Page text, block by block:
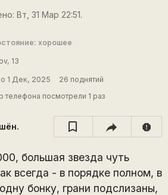
Вт, 31 Мар 22:51.
хорошее
13
1 Дек, 2025
26 поднятий
телефона посмотрели 1 раз
report
большая звезда чуть
всегда - в порядке полном, в
бонку, грани подслизаны,